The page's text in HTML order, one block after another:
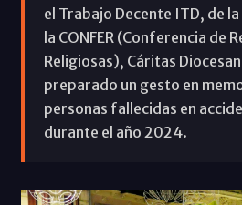
el Trabajo Decente ITD, de
la CONFER (Conferencia de
Religiosas), Cáritas
preparado un gesto en
personas fallecidas en
durante el año 2024.